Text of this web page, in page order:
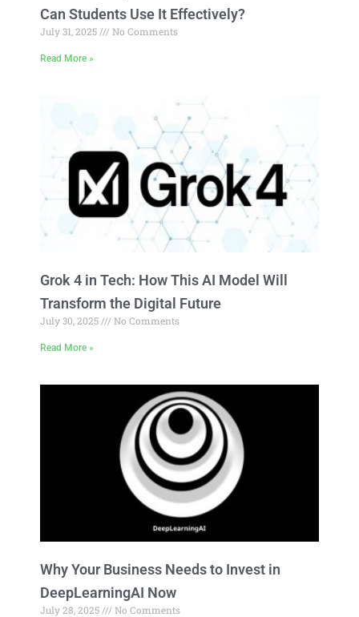
Can Students Use It Effectively?
July 31, 2025 No Comments
Read More »
Grok 4 in Tech: How This AI Model Will
Transform the Digital Future
July 30, 2025 No Comments
Read More »
Why Your Business Needs to Invest in
DeepLearningAI Now
July 28, 2025 No Comments